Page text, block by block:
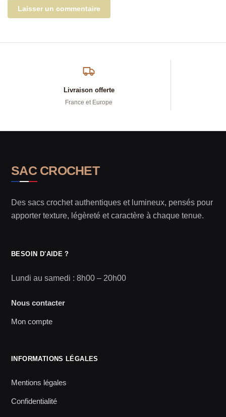
Livraison offerte
France et Europe
SAC CROCHET
Des sacs crochet authentiques et lumineux, pensés pour
apporter texture, légèreté et caractère à chaque tenue.
BESOIN D'AIDE ?
Lundi au samedi : 8h00 – 20h00
Nous contacter
Mon compte
INFORMATIONS LÉGALES
Mentions légales
Confidentialité